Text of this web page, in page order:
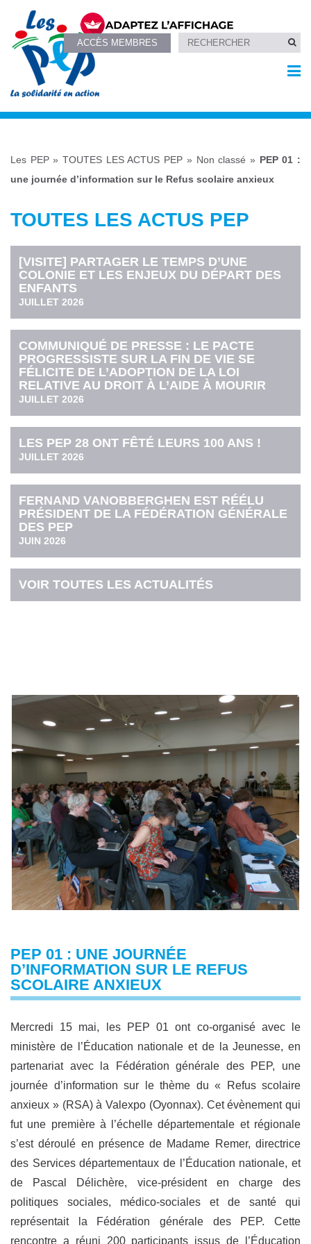
ACCÈS MEMBRES
Les PEP»TOUTES LES ACTUS PEP » Non classé » PEP 01 :
une journée d’information sur le Refus scolaire anxieux
TOUTES LES ACTUS PEP
[VISITE] PARTAGER LE TEMPS D’UNE
COLONIE ET LES ENJEUX DU DÉPART DES
ENFANTS
JUILLET 2026
COMMUNIQUÉ DE PRESSE : LE PACTE
PROGRESSISTE SUR LA FIN DE VIE SE
FÉLICITE DE L’ADOPTION DE LA LOI
RELATIVE AU DROIT À L’AIDE À MOURIR
JUILLET 2026
LES PEP 28 ONT FÊTÉ LEURS 100 ANS !
JUILLET 2026
FERNAND VANOBBERGHEN EST RÉÉLU
PRÉSIDENT DE LA FÉDÉRATION GÉNÉRALE
DES PEP
JUIN 2026
VOIR TOUTES LES ACTUALITÉS
PEP 01 : UNE JOURNÉE
D’INFORMATION SUR LE REFUS
SCOLAIRE ANXIEUX
Mercredi 15 mai, les PEP 01 ont co-organisé avec le
ministère de l’Éducation nationale et de la Jeunesse, en
partenariat avec la Fédération générale des PEP, une
journée d’information sur le thème du « Refus scolaire
anxieux » (RSA) à Valexpo (Oyonnax). Cet évènement qui
fut une première à l’échelle départementale et régionale
s’est déroulé en présence de Madame Remer, directrice
des Services départementaux de l’Éducation nationale, et
de Pascal Délichère, vice-président en charge des
politiques sociales, médico-sociales et de santé qui
représentait la Fédération générale des PEP. Cette
rencontre a réuni 200 participants issus de l’Éducation